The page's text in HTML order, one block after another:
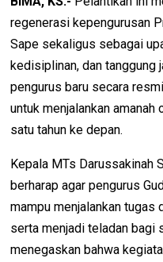
regenerasi kepengurusan
Sape sekaligus sebagai
kedisiplinan, dan tanggung
pengurus baru secara
untuk menjalankan
satu tahun ke depan.
Kepala MTs Darussakinah
berharap agar pengurus
mampu menjalankan tugas
serta menjadi teladan bagi
menegaskan bahwa